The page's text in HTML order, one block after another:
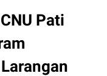
Pati